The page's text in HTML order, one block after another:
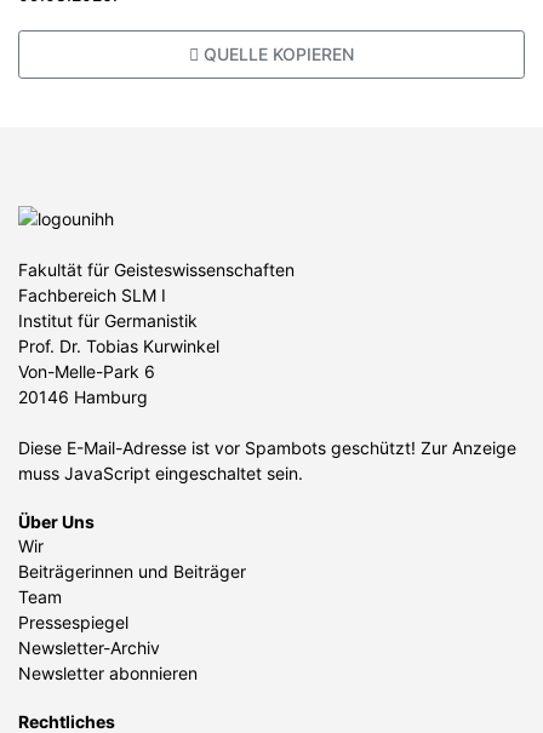
QUELLE KOPIEREN
Fakultät für Geisteswissenschaften
Fachbereich SLM I
Institut für Germanistik
Prof. Dr. Tobias Kurwinkel
Von-Melle-Park 6
20146 Hamburg
Diese E-Mail-Adresse ist vor Spambots geschützt! Zur Anzeige
muss JavaScript eingeschaltet sein.
Über Uns
Wir
Beiträgerinnen und Beiträger
Team
Pressespiegel
Newsletter-Archiv
Newsletter abonnieren
Rechtliches